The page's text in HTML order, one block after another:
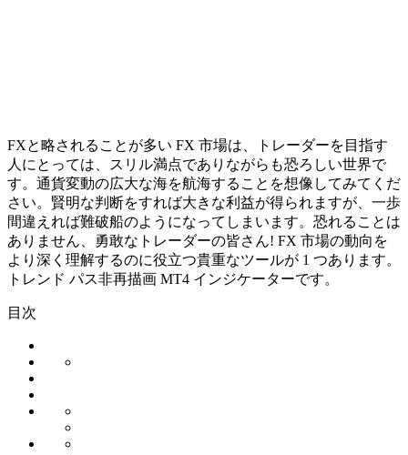
FXと略されることが多い FX 市場は、トレーダーを目指す
人にとっては、スリル満点でありながらも恐ろしい世界で
す。通貨変動の広大な海を航海することを想像してみてくだ
さい。賢明な判断をすれば大きな利益が得られますが、一歩
間違えれば難破船のようになってしまいます。恐れることは
ありません、勇敢なトレーダーの皆さん! FX 市場の動向を
より深く理解するのに役立つ貴重なツールが 1 つあります。
トレンド パス非再描画 MT4 インジケーターです。
目次